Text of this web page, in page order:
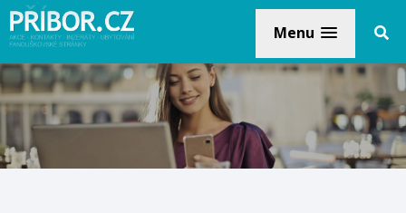
Menu